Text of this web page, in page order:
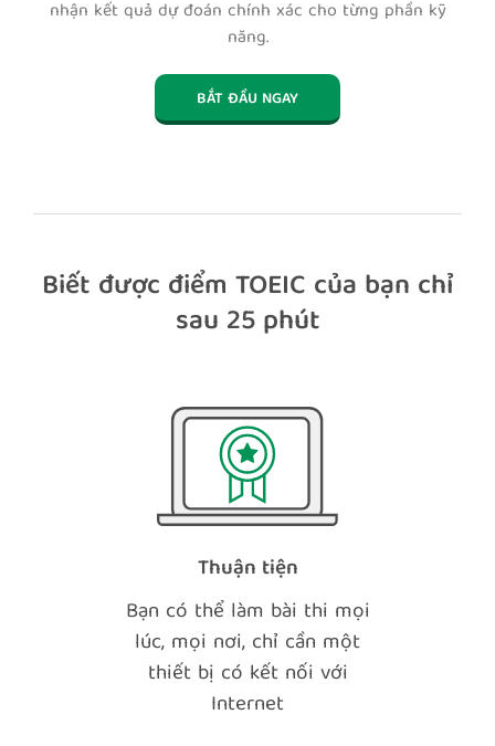
nhận kết quả dự đoán chính xác cho từng phần kỹ
năng.
BẮT ĐẦU NGAY
Biết được điểm TOEIC của bạn chỉ
sau 25 phút
Thuận tiện
Bạn có thể làm bài thi mọi
lúc, mọi nơi, chỉ cần một
thiết bị có kết nối với
Internet